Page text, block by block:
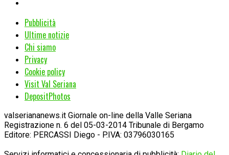
Pubblicità
Ultime notizie
Chi siamo
Privacy
Cookie policy
Visit Val Seriana
DepositPhotos
valseriananews.it Giornale on-line della Valle Seriana
Registrazione n. 6 del 05-03-2014 Tribunale di Bergamo
Editore: PERCASSI Diego - P.IVA: 03796030165